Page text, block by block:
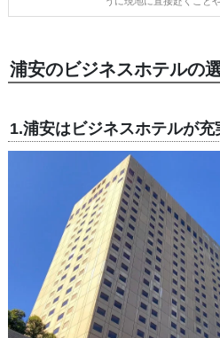
浦安のビジネスホテルの
1.浦安はビジネスホテルが充